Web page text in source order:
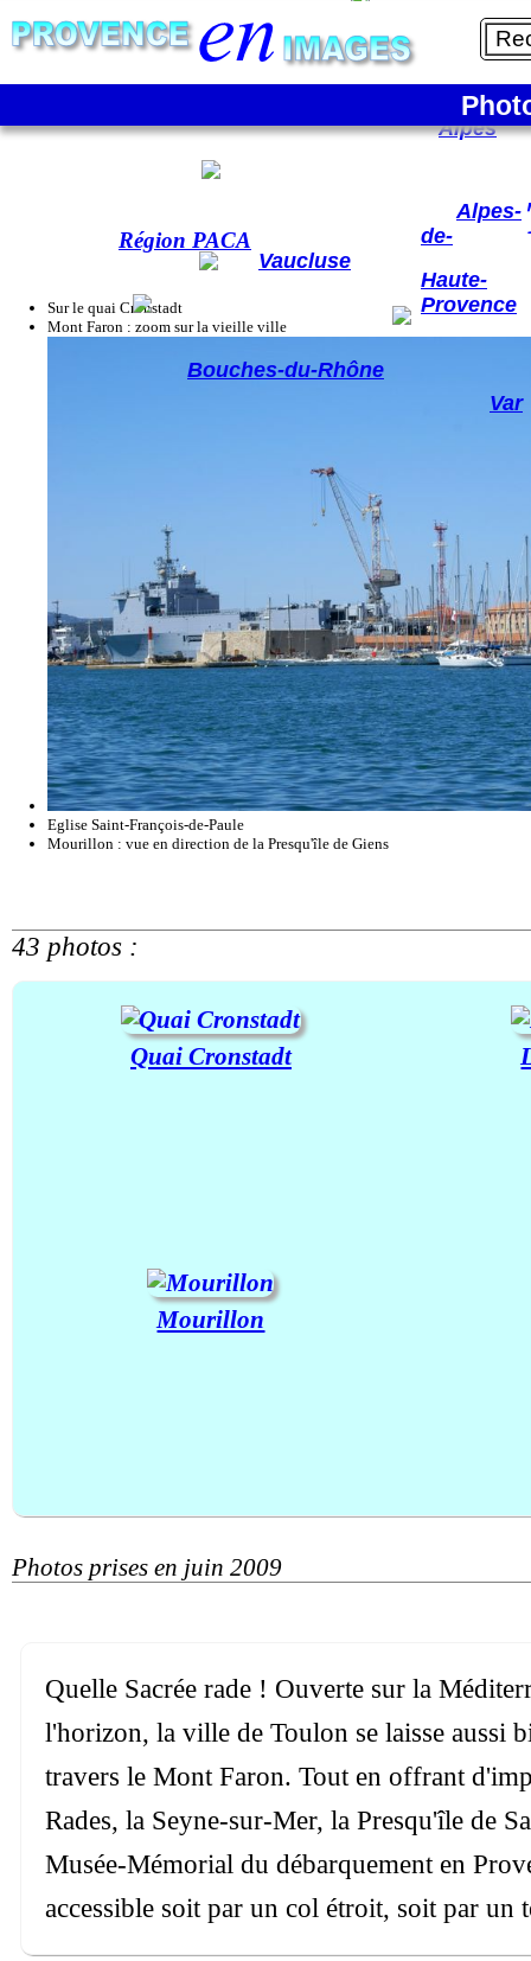
Sur le quai Cronstadt
Mont Faron : zoom sur la vieille ville
Eglise Saint-François-de-Paule
Mourillon : vue en direction de la Presqu'île de Giens
43 photos :
Quai Cronstadt
Mourillon
Photos prises en juin 2009
Quelle Sacrée rade ! Ouverte sur la
l'horizon, la ville de Toulon se laisse aussi
travers le Mont Faron. Tout en offrant
Rades, la Seyne-sur-Mer, la Presqu'île de
Musée-Mémorial du débarquement en
accessible soit par un col étroit, soit par un
Région PACA
Bouches-du-Rhône
Vaucluse
Var
Alpes-
de-
Haute-
Provence
Hautes-
Alpes